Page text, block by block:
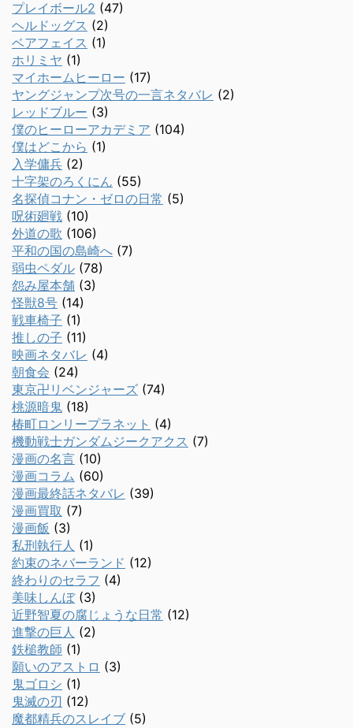
プレイボール2 (47)
ヘルドッグス (2)
ベアフェイス (1)
ホリミヤ (1)
マイホームヒーロー (17)
ヤングジャンプ次号の一言ネタバレ (2)
レッドブルー (3)
僕のヒーローアカデミア (104)
僕はどこから (1)
入学傭兵 (2)
十字架のろくにん (55)
名探偵コナン・ゼロの日常 (5)
呪術廻戦 (10)
外道の歌 (106)
平和の国の島崎へ (7)
弱虫ペダル (78)
怨み屋本舗 (3)
怪獣8号 (14)
戦車椅子 (1)
推しの子 (11)
映画ネタバレ (4)
朝食会 (24)
東京卍リベンジャーズ (74)
桃源暗鬼 (18)
椿町ロンリープラネット (4)
機動戦士ガンダムジークアクス (7)
漫画の名言 (10)
漫画コラム (60)
漫画最終話ネタバレ (39)
漫画買取 (7)
漫画飯 (3)
私刑執行人 (1)
約束のネバーランド (12)
終わりのセラフ (4)
美味しんぼ(3)
近野智夏の腐じょうな日常 (12)
進撃の巨人 (2)
鉄槌教師 (1)
願いのアストロ (3)
鬼ゴロシ (1)
鬼滅の刃 (12)
魔都精兵のスレイブ (5)